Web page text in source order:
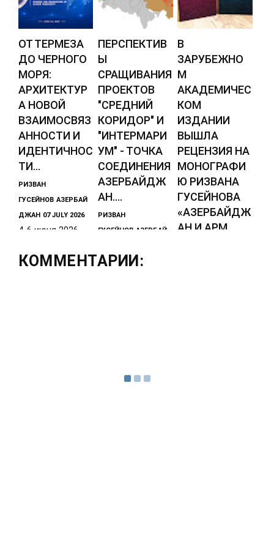
ОТ ТЕРМЕЗА
ДО ЧЕРНОГО
МОРЯ:
АРХИТЕКТУР
А НОВОЙ
ВЗАИМОСВЯЗ
АННОСТИ И
ИДЕНТИЧНОС
ТИ...
РИЗВАН
ГУСЕЙНОВ АЗЕРБАЙ
ДЖАН 07 JULY 2026
4-6 июня 2026
прошло Второе
ПЕРСПЕКТИВ
Ы
СРАЩИВАНИЯ
ПРОЕКТОВ
"СРЕДНИЙ
КОРИДОР" И
"ИНТЕРМАРИ
УМ" - ТОЧКА
СОЕДИНЕНИЯ
АЗЕРБАЙДЖ
АН....
РИЗВАН
ГУСЕЙНОВ АЗЕРБАЙ
В последнее
логистических,
В
ЗАРУБЕЖНО
М
АКАДЕМИЧЕС
КОМ
ИЗДАНИИ
ВЫШЛА
РЕЦЕНЗИЯ НА
МОНОГРАФИ
Ю РИЗВАНА
ГУСЕЙНОВА
«АЗЕРБАЙДЖ
АН И АРМ...
КОММЕНТАРИИ: